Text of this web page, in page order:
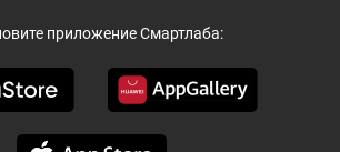
приложение Смартлаба: